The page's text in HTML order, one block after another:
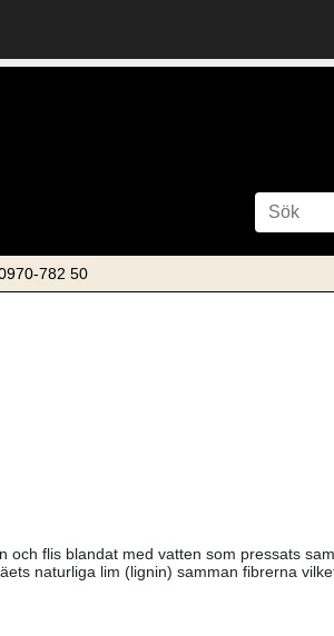
782 50
och flis blandat med vatten som pressats
naturliga lim (lignin) samman fibrerna